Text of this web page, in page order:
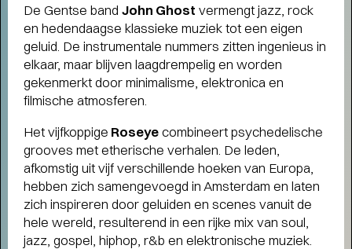
Short story
WAAROM MEMBER WORDEN?- Als
member steun je ons én profiteer je van veel
voordelen, zoals voorrang bij de kaartverkoop.
De Gentse band John Ghost vermengt jazz, rock
en hedendaagse klassieke muziek tot een eigen
geluid. De instrumentale nummers zitten ingenieus in
elkaar, maar blijven laagdrempelig en worden
gekenmerkt door minimalisme, elektronica en
filmische atmosferen.
Het vijfkoppige Roseyecombineert psychedelische
grooves met etherische verhalen. De leden,
afkomstig uit vijf verschillende hoeken van Europa,
hebben zich samengevoegd in Amsterdam en laten
zich inspireren door geluiden en scenes vanuit de
hele wereld, resulterend in een rijke mix van soul,
jazz, gospel, hiphop, r&b en elektronische muziek.